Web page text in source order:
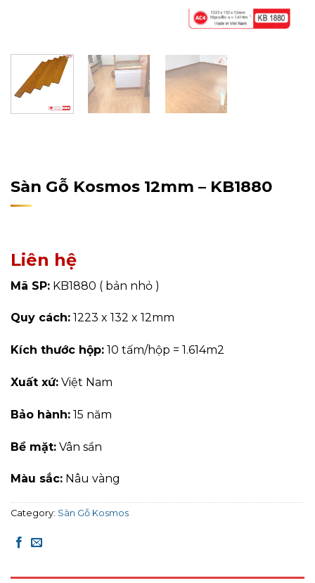
Sàn Gỗ Kosmos 12mm – KB1880
Liên hệ
Mã SP: KB1880 ( bản nhỏ )
Quy cách: 1223 x 132 x 12mm
Kích thước hộp: 10 tấm/hộp = 1.614m2
Xuất xứ: Việt Nam
Bảo hành: 15 năm
Bề mặt: Vân sần
Màu sắc: Nâu vàng
Category: Sàn Gỗ Kosmos